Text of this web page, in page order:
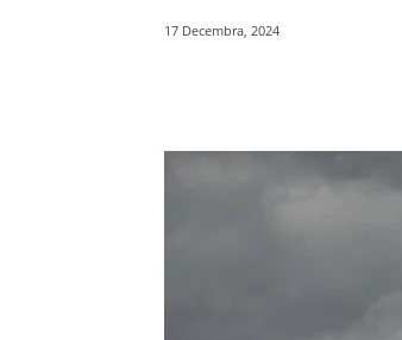
17 Decembra, 2024